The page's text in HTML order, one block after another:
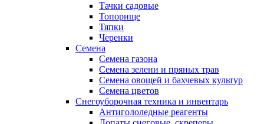
Тачки садовые
Топорище
Тяпки
Черенки
Семена
Семена газона
Семена зелени и пряных трав
Семена овощей и бахчевых культур
Семена цветов
Снегоуборочная техника и инвентарь
Антигололедные реагенты